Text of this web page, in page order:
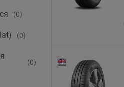
(0)
(0)
(0)